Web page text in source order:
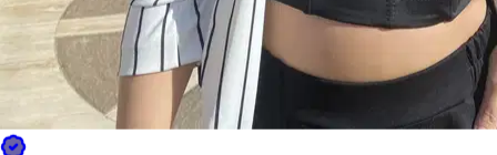
+39 334 7* Mostra num…
da
Ragazza super competente e gentile, consiglio tantissimo !!!!